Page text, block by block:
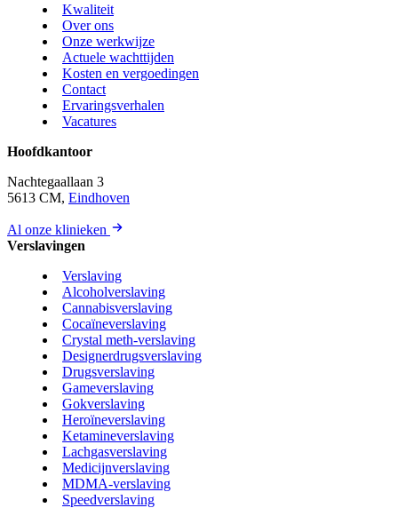
Kwaliteit
Over ons
Onze werkwijze
Actuele wachttijden
Kosten en vergoedingen
Contact
Ervaringsverhalen
Vacatures
Hoofdkantoor
Nachtegaallaan 3
5613 CM, Eindhoven
Al onze klinieken
Verslavingen
Verslaving
Alcoholverslaving
Cannabisverslaving
Cocaïneverslaving
Crystal meth-verslaving
Designerdrugsverslaving
Drugsverslaving
Gameverslaving
Gokverslaving
Heroïneverslaving
Ketamineverslaving
Lachgasverslaving
Medicijnverslaving
MDMA-verslaving
Speedverslaving